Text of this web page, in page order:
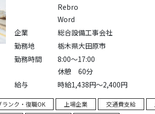
Rebro
Word
企業
総合設備工事会社
勤務地
栃木県大田原市
勤務時間
8:00～17:00
休憩 60分
給与
時給1,438円～2,400円
ランク・復職OK 上場企業 交通費支給